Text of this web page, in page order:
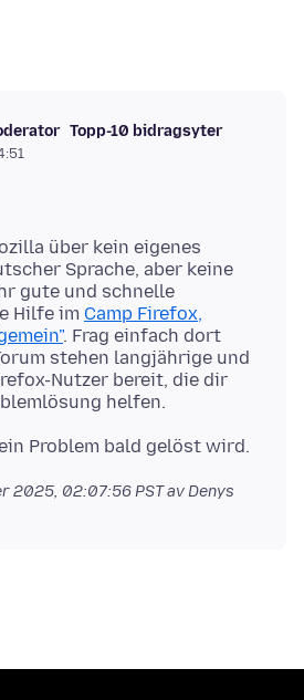
Topp-10 bidragsyter
über kein eigenes
Sprache, aber keine
gute und schnelle
Hilfe im Camp Firefox,
. Frag einfach dort
stehen langjährige und
Nutzer bereit, die dir
2025, 02:07:56 PSTav Denys